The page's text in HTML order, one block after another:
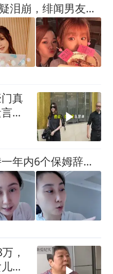
TVB女星不堪整容质疑泪崩，绯闻男友现场暖心护航
真
，
太难伺候了，水亦诗一年内6个保姆辞职，她也崩溃，喊话网友推荐
，
：